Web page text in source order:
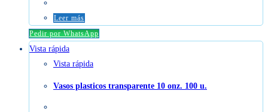
Leer más
Pedir por WhatsApp
Vista rápida
Vista rápida
Vasos plasticos transparente 10 onz. 100 u.